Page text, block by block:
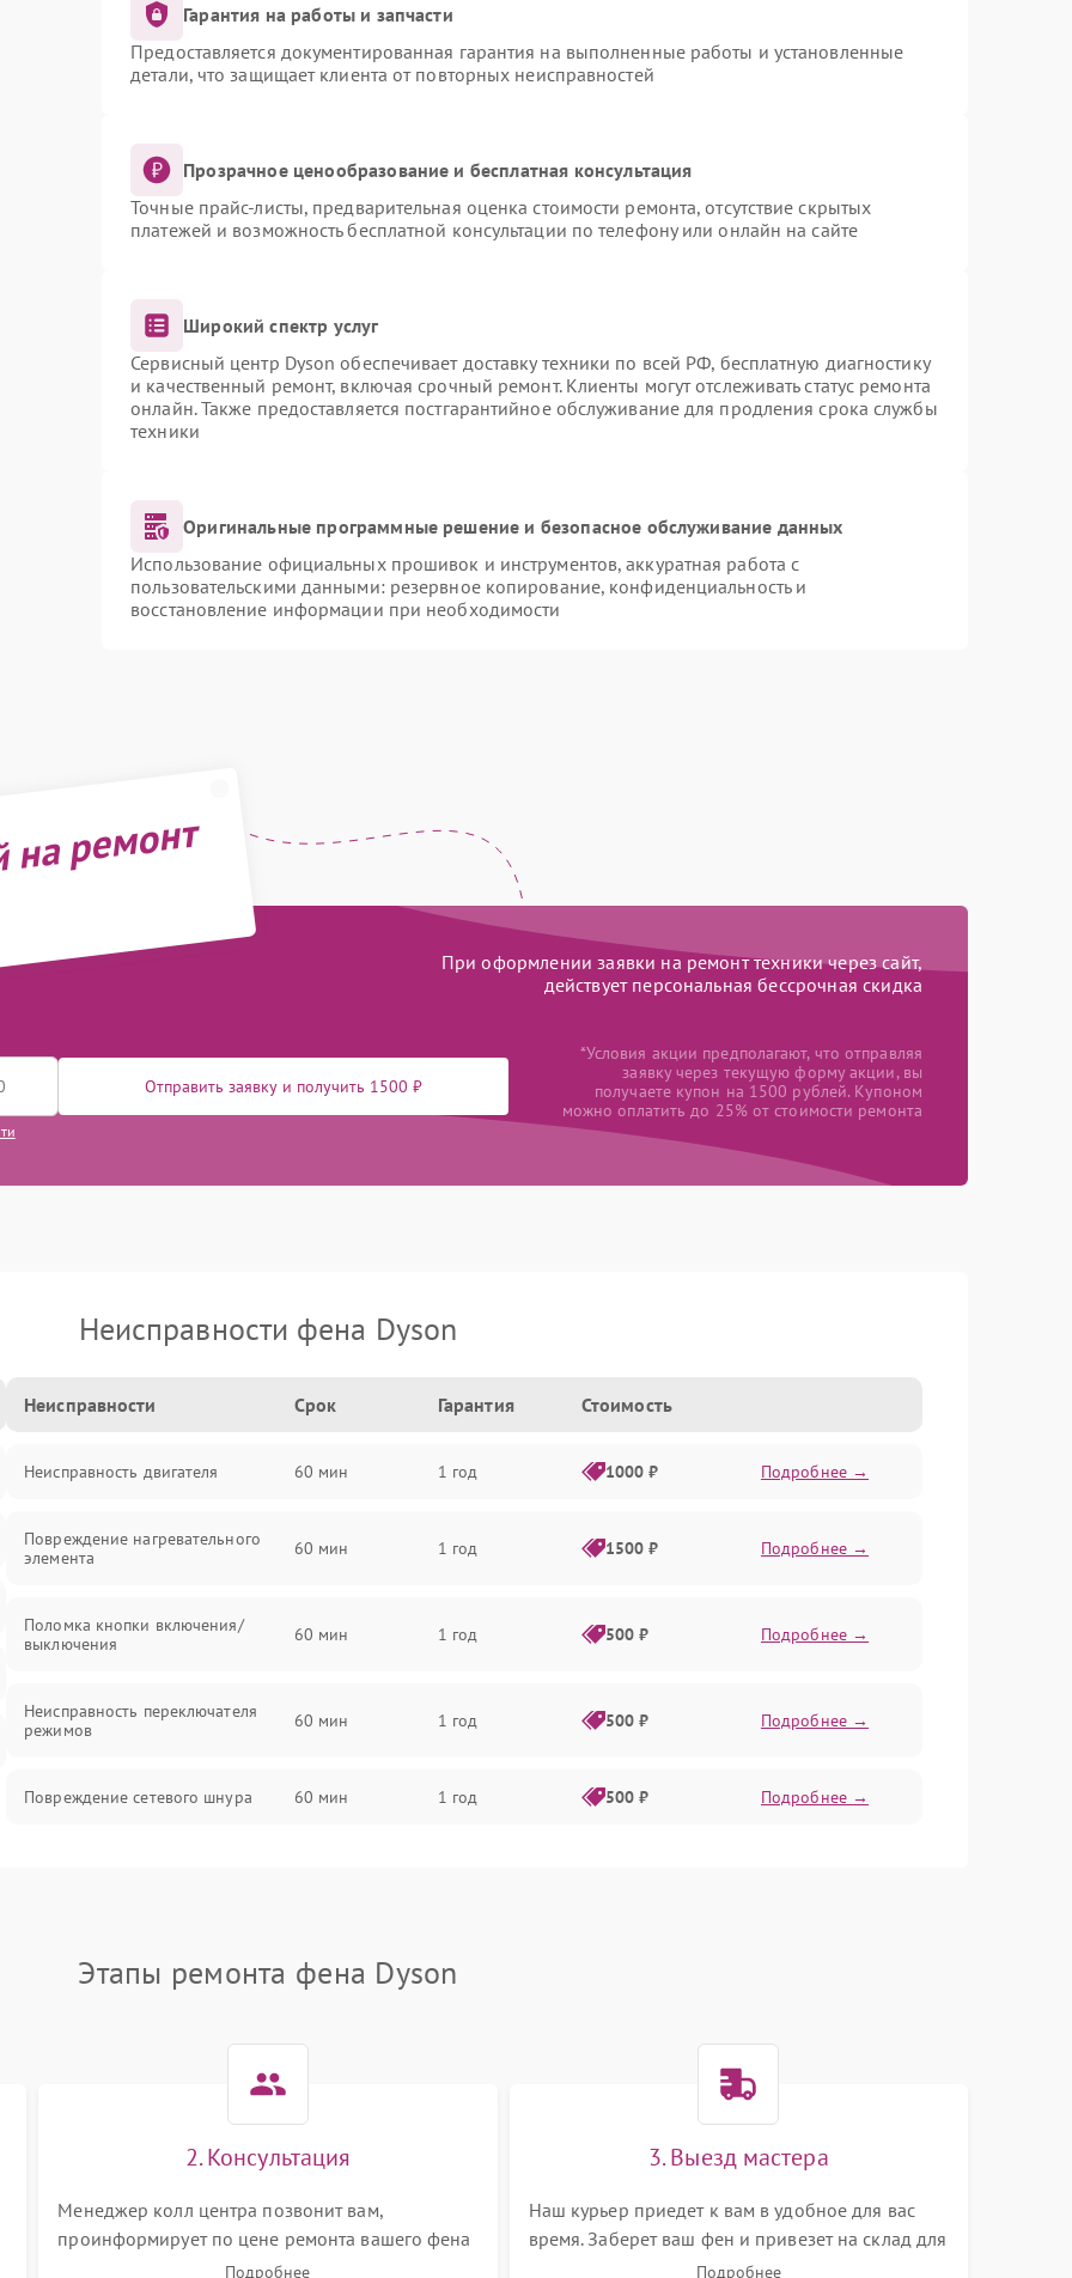
Гарантия на работы и запчасти
Предоставляется документированная гарантия на выполненные работы и установленные
детали, что защищает клиента от повторных неисправностей
Прозрачное ценообразование и бесплатная консультация
Точные прайс-листы, предварительная оценка стоимости ремонта, отсутствие скрытых
платежей и возможность бесплатной консультации по телефону или онлайн на сайте
Широкий спектр услуг
Сервисный центр Dyson обеспечивает доставку техники по всей РФ, бесплатную диагностику
и качественный ремонт, включая срочный ремонт. Клиенты могут отслеживать статус ремонта
онлайн. Также предоставляется постгарантийное обслуживание для продления срока службы
техники
Оригинальные программные решение и безопасное обслуживание данных
Использование официальных прошивок и инструментов, аккуратная работа с
пользовательскими данными: резервное копирование, конфиденциальность и
восстановление информации при необходимости
ремонт
При оформлении заявки на ремонт техники через сайт,
действует персональная бессрочная скидка
Отправить заявку и получить 1500 ₽
*Условия акции предполагают, что отправляя
заявку через текущую форму акции, вы
получаете купон на 1500 рублей. Купоном
можно оплатить до 25% от стоимости ремонта
Неисправности фена Dyson
Неисправности Срок Гарантия Стоимость
Неисправность двигателя 60 мин 1 год 1000 ₽ Подробнее →
Повреждение нагревательного
элемента
60 мин 1 год 1500 ₽ Подробнее →
Поломка кнопки включения/
выключения
60 мин 1 год 500 ₽ Подробнее →
Неисправность переключателя
режимов
60 мин 1 год 500 ₽ Подробнее →
Повреждение сетевого шнура 60 мин 1 год 500 ₽ Подробнее →
охлаждения
60 мин
60 мин Подробнее →
Неисправность индикатора
60 мин Подробнее →
Поломка системы ионизации (если 60 мин 1500 ₽ Подробнее →
Этапы ремонта фена Dyson
2. Консультация
Менеджер колл центра позвонит вам,
проинформирует по цене ремонта вашего фена
а также ответит на все ваши вопросы.
Подробнее
3. Выезд мастера
Наш курьер приедет к вам в удобное для вас
время. Заберет ваш фен и привезет на склад для
Подробнее